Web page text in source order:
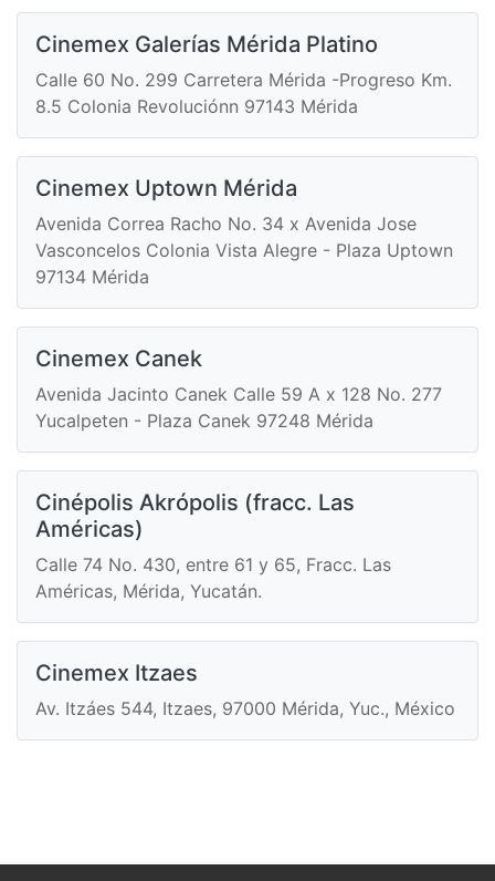
Cinemex Galerías Mérida Platino
Calle 60 No. 299 Carretera Mérida -Progreso Km.
8.5 Colonia Revoluciónn 97143 Mérida
Cinemex Uptown Mérida
Avenida Correa Racho No. 34 x Avenida Jose
Vasconcelos Colonia Vista Alegre - Plaza Uptown
97134 Mérida
Cinemex Canek
Avenida Jacinto Canek Calle 59 A x 128 No. 277
Yucalpeten - Plaza Canek 97248 Mérida
Cinépolis Akrópolis (fracc. Las
Américas)
Calle 74 No. 430, entre 61 y 65, Fracc. Las
Américas, Mérida, Yucatán.
Cinemex Itzaes
Av. Itzáes 544, Itzaes, 97000 Mérida, Yuc., México